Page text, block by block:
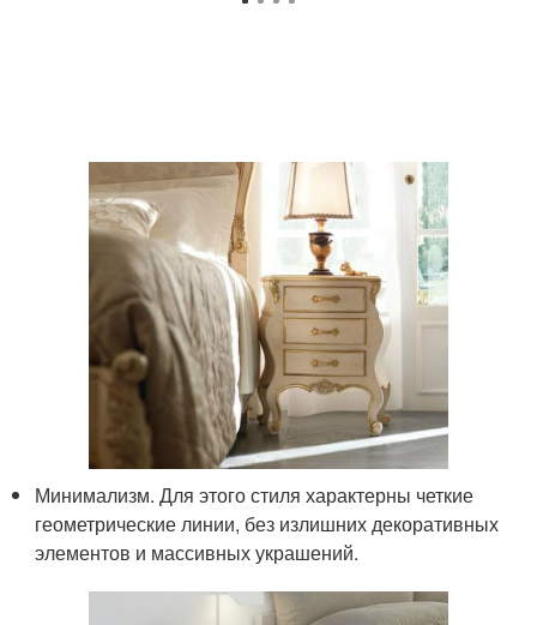
Минимализм. Для этого стиля характерны четкие
геометрические линии, без излишних декоративных
элементов и массивных украшений.